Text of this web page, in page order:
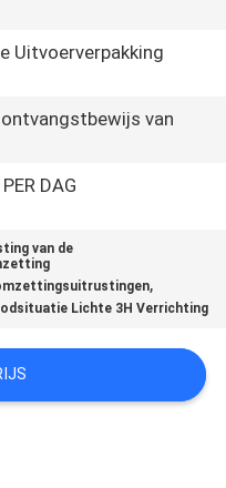
Uitvoerverpakking
van
DAG
van de
,
Lichte 3H Verrichting